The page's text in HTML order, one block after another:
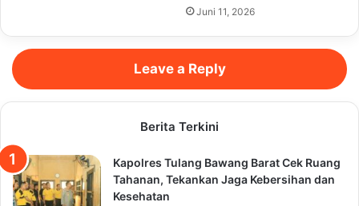
Juni 11, 2026
Leave a Reply
Berita Terkini
Kapolres Tulang Bawang Barat Cek Ruang
Tahanan, Tekankan Jaga Kebersihan dan
Kesehatan